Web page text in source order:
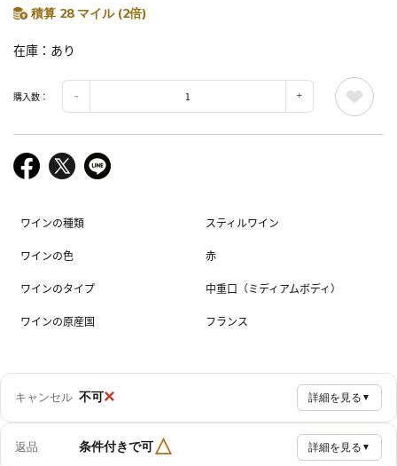
積算 28 マイル (2倍)
在庫 あり
購入数：
ワインの種類 スティルワイン
ワインの色 赤
ワインのタイプ 中重口（ミディアムボディ）
ワインの原産国 フランス
キャンセル 不可× 詳細を見る ▼
返品 条件付きで可△ 詳細を見る ▼